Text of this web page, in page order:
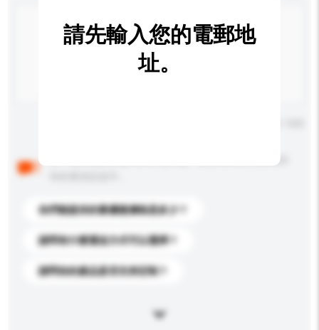
以下是其他買家提出的常見問題。點擊以將它們添加到
你們能提供的最優惠價格是多少？
請問有什麼運送方式可以選擇？
請問你的產品是否支持定制？
請先輸入您的電郵地
址。